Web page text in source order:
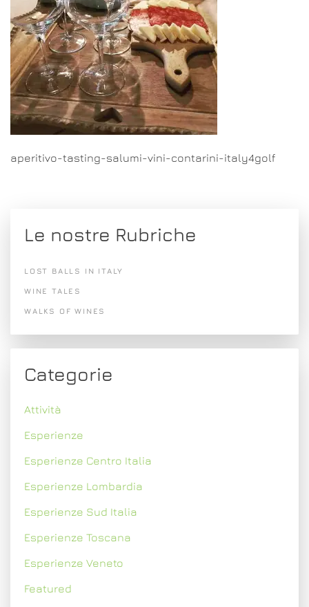
aperitivo-tasting-salumi-vini-contarini-italy4golf
Le nostre Rubriche
LOST BALLS IN ITALY
WINE TALES
WALKS OF WINES
Categorie
Attività
Esperienze
Esperienze Centro Italia
Esperienze Lombardia
Esperienze Sud Italia
Esperienze Toscana
Esperienze Veneto
Featured